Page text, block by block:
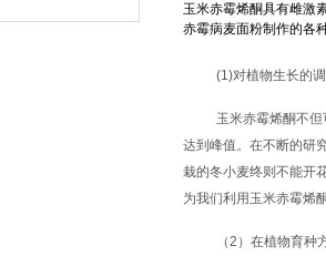
玉米赤霉烯酮具有雌激
赤霉病麦面粉制作的各
(1)对植物生长的
玉米赤霉烯酮不
达到峰值。在不断的研
栽的冬小麦终则不能开
为我们利用玉米赤霉烯
（2）在植物育种